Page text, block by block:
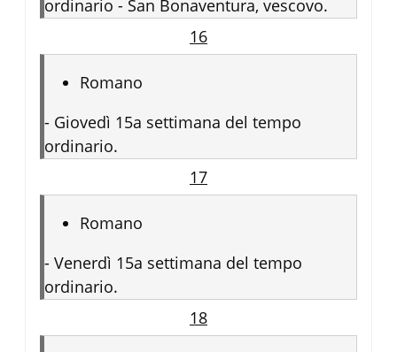
ordinario - San Bonaventura, vescovo.
16
Romano
- Giovedì 15a settimana del tempo
ordinario.
17
Romano
- Venerdì 15a settimana del tempo
ordinario.
18